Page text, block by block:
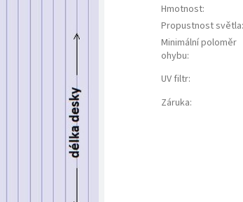
Hmotnost:
Propustnost světla:
Minimální poloměr
ohybu:
UV filtr:
Záruka: